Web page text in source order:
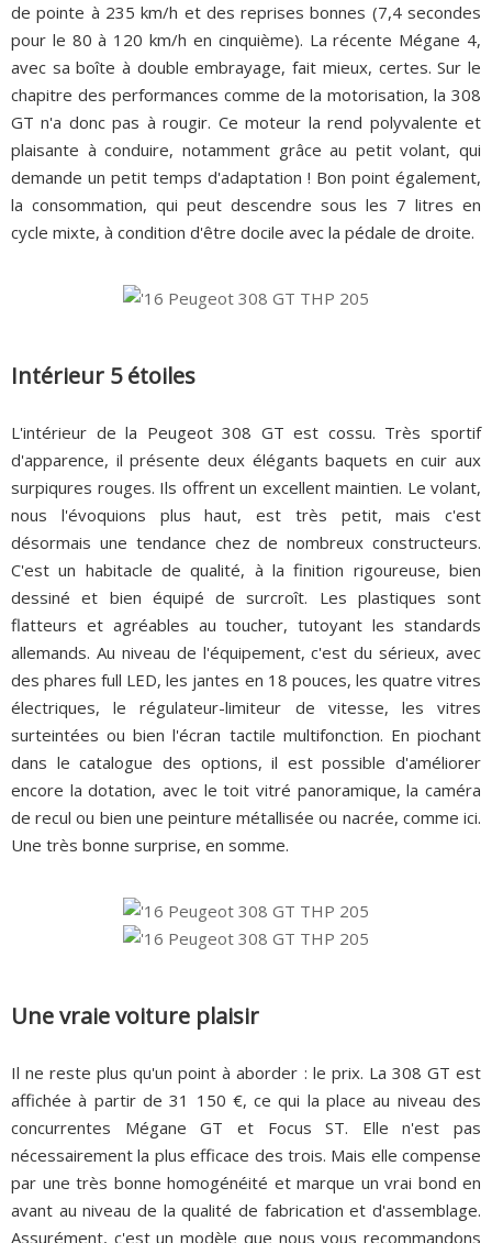
de pointe à 235 km/h et des reprises bonnes (7,4 secondes
pour le 80 à 120 km/h en cinquième). La récente Mégane 4,
avec sa boîte à double embrayage, fait mieux, certes. Sur le
chapitre des performances comme de la motorisation, la 308
GT n'a donc pas à rougir. Ce moteur la rend polyvalente et
plaisante à conduire, notamment grâce au petit volant, qui
demande un petit temps d'adaptation ! Bon point également,
la consommation, qui peut descendre sous les 7 litres en
cycle mixte, à condition d'être docile avec la pédale de droite.
Intérieur 5 étoiles
L'intérieur de la Peugeot 308 GT est cossu. Très sportif
d'apparence, il présente deux élégants baquets en cuir aux
surpiqures rouges. Ils offrent un excellent maintien. Le volant,
nous l'évoquions plus haut, est très petit, mais c'est
désormais une tendance chez de nombreux constructeurs.
C'est un habitacle de qualité, à la finition rigoureuse, bien
dessiné et bien équipé de surcroît. Les plastiques sont
flatteurs et agréables au toucher, tutoyant les standards
allemands. Au niveau de l'équipement, c'est du sérieux, avec
des phares full LED, les jantes en 18 pouces, les quatre vitres
électriques, le régulateur-limiteur de vitesse, les vitres
surteintées ou bien l'écran tactile multifonction. En piochant
dans le catalogue des options, il est possible d'améliorer
encore la dotation, avec le toit vitré panoramique, la caméra
de recul ou bien une peinture métallisée ou nacrée, comme ici.
Une très bonne surprise, en somme.
Une vraie voiture plaisir
Il ne reste plus qu'un point à aborder : le prix. La 308 GT est
affichée à partir de 31 150 €, ce qui la place au niveau des
concurrentes Mégane GT et Focus ST. Elle n'est pas
nécessairement la plus efficace des trois. Mais elle compense
par une très bonne homogénéité et marque un vrai bond en
avant au niveau de la qualité de fabrication et d'assemblage.
Assurément, c'est un modèle que nous vous recommandons